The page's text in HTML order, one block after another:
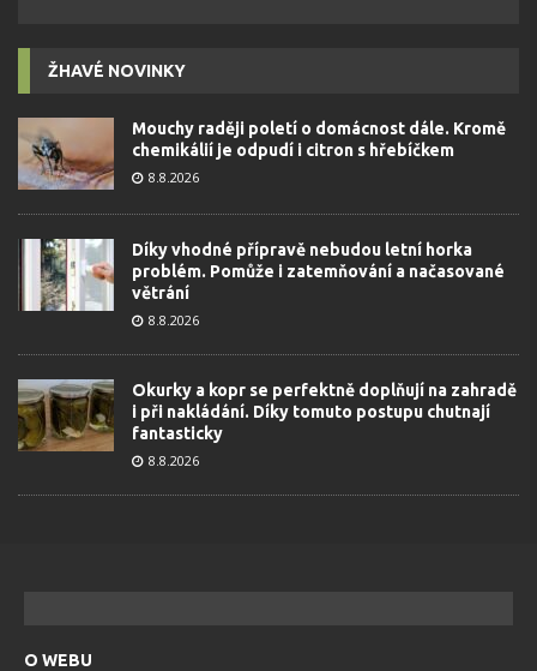
ŽHAVÉ NOVINKY
Mouchy raději poletí o domácnost dále. Kromě
chemikálií je odpudí i citron s hřebíčkem
8.8.2026
Díky vhodné přípravě nebudou letní horka
problém. Pomůže i zatemňování a načasované
větrání
8.8.2026
Okurky a kopr se perfektně doplňují na zahradě
i při nakládání. Díky tomuto postupu chutnají
fantasticky
8.8.2026
O WEBU